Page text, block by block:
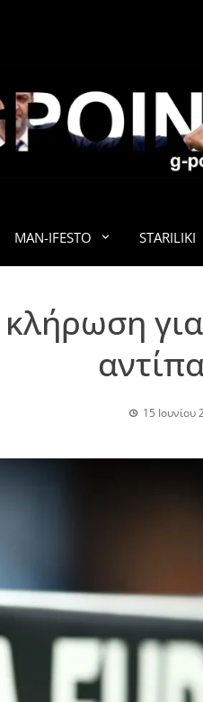
MAN-IFESTO STARILIKI
15 Ιουνίου